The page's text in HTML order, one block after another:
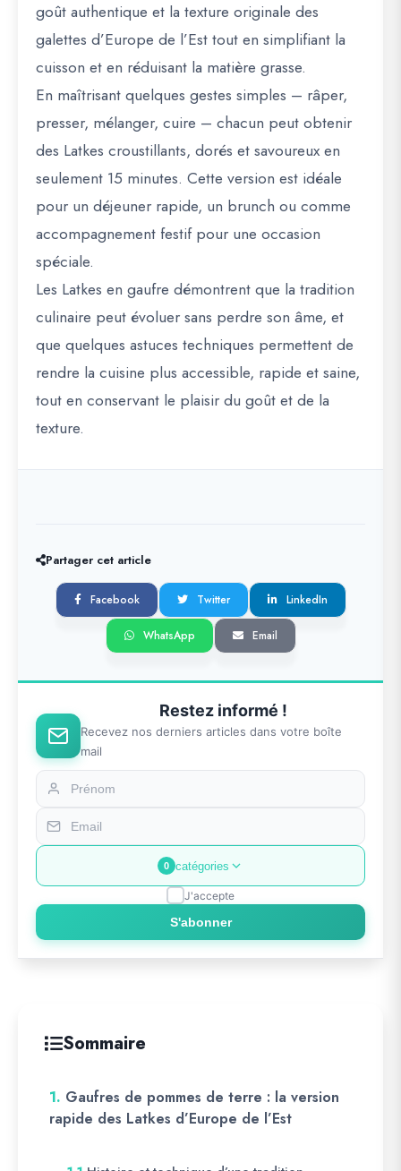
goût authentique et la texture originale des
galettes d’Europe de l’Est tout en simplifiant la
cuisson et en réduisant la matière grasse.
En maîtrisant quelques gestes simples – râper,
presser, mélanger, cuire – chacun peut obtenir
des Latkes croustillants, dorés et savoureux en
seulement 15 minutes. Cette version est idéale
pour un déjeuner rapide, un brunch ou comme
accompagnement festif pour une occasion
spéciale.
Les Latkes en gaufre démontrent que la tradition
culinaire peut évoluer sans perdre son âme, et
que quelques astuces techniques permettent de
rendre la cuisine plus accessible, rapide et saine,
tout en conservant le plaisir du goût et de la
texture.
Partager cet article
Facebook Twitter LinkedIn
WhatsApp Email
Restez informé !
Recevez nos derniers articles dans votre boîte
mail
0 catégories
J'accepte
S'abonner
Sommaire
1. Gaufres de pommes de terre : la version
rapide des Latkes d’Europe de l’Est